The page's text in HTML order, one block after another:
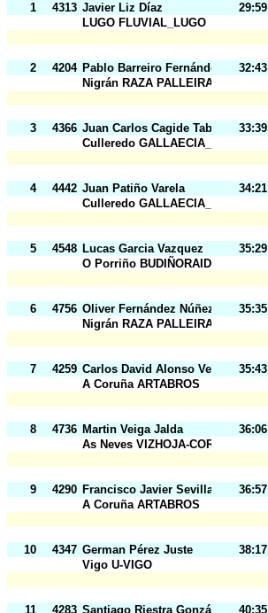
1 4313 Javier Liz Díaz 29:59
LUGO FLUVIAL_LUGO
2
4204 Pablo Barreiro Fernández 32:43
Nigrán RAZA PALLEIRA
3
4366 Juan Carlos Cagide Taboada 33:39
Culleredo GALLAECIA_RAID
4
4442 Juan Patiño Varela 34:21
Culleredo GALLAECIA_RAID
5
4548 Lucas Garcia Vazquez 35:29
O Porriño BUDIÑORAID
6
4756 Oliver Fernández Núñez 35:35
Nigrán RAZA PALLEIRA
7
4259 Carlos David Alonso Velasco35:43
A Coruña ARTABROS
8
4736 Martin Veiga Jalda 36:06
As Neves VIZHOJA-CORNELIOS
9
4290 Francisco Javier Sevilla Gómez
36:57
A Coruña ARTABROS
10
4347 German Pérez Juste 38:17
Vigo U-VIGO
11
4283 Santiago Riestra González 40:35